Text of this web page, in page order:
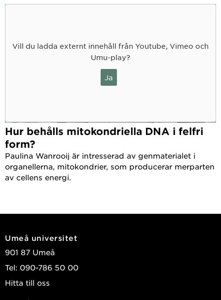
Vill du ladda externt innehåll från Youtube, Vimeo och
Umu-play?
Ja
Hur behålls mitokondriella DNA i felfri
form?
Paulina Wanrooij är intresserad av genmaterialet i
organellerna, mitokondrier, som producerar merparten
av cellens energi.
Umeå universitet
901 87 Umeå
Tel: 090-786 50 00
Hitta till oss